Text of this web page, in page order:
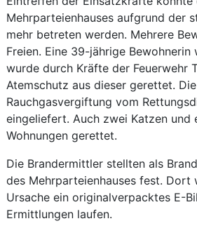
Mehrparteienhauses aufgrund der
mehr betreten werden. Mehrere
Freien. Eine 39-jährige
wurde durch Kräfte der Feuerwehr
Atemschutz aus dieser gerettet.
Rauchgasvergiftung vom
eingeliefert. Auch zwei Katzen und
Wohnungen gerettet.
Die Brandermittler stellten als
des Mehrparteienhauses fest. Dort
Ursache ein originalverpacktes E-
Ermittlungen laufen.